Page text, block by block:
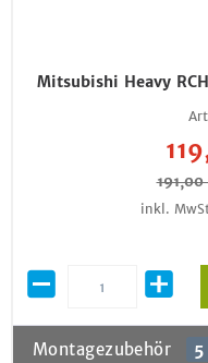
Mitsubishi Heavy
inkl.
Montagezubehör 5